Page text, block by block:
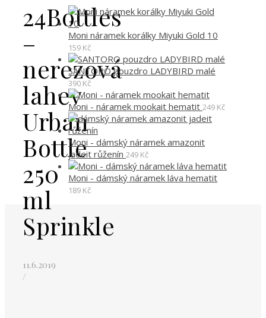
24Bottles
–
nerezová
lahev
Urban
Bottle
250
ml
Sprinkle
11.6.2019
/
Moni náramek korálky Miyuki Gold 10
159 Kč
SANTORO pouzdro LADYBIRD malé
390 Kč
Moni - náramek mookait hematit 249 Kč
Moni - dámský náramek amazonit
jadeit růženín 249 Kč
Moni - dámský náramek láva hematit
189 Kč